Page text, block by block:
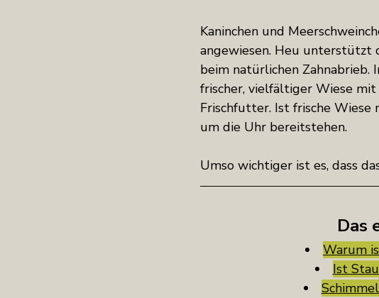
Kaninchen und
angewiesen. Heu unterstützt
beim natürlichen
frischer, vielfältiger Wiese
Frischfutter. Ist frische
um die Uhr bereitstehen.
Umso wichtiger ist es, dass
Das
Warum
Ist